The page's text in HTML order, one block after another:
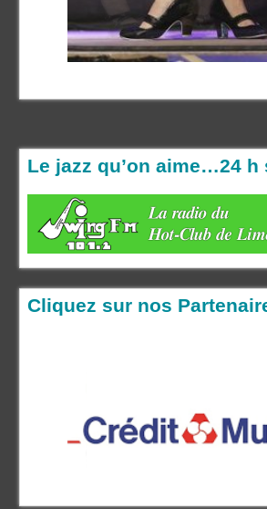
Le jazz qu’on aime…24 h
Cliquez sur nos